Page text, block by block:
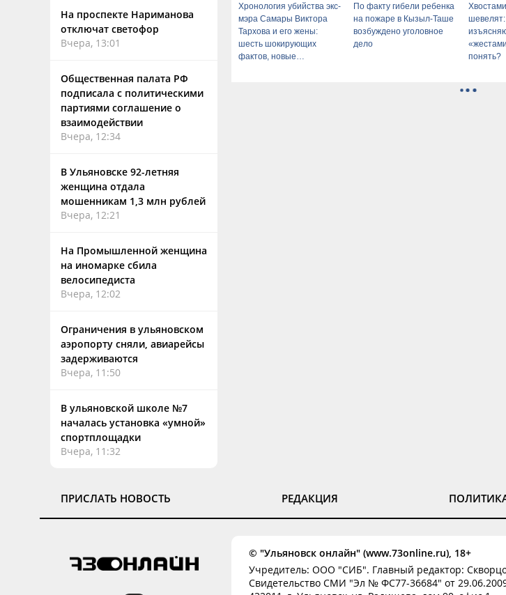
На проспекте Нариманова
отключат светофор
Вчера, 13:01
Общественная палата РФ
подписала с политическими
партиями соглашение о
взаимодействии
Вчера, 12:34
В Ульяновске 92-летняя
женщина отдала
мошенникам 1,3 млн рублей
Вчера, 12:21
На Промышленной женщина
на иномарке сбила
велосипедиста
Вчера, 12:02
Ограничения в ульяновском
аэропорту сняли, авиарейсы
задерживаются
Вчера, 11:50
В ульяновской школе №7
началась установка «умной»
спортплощадки
Вчера, 11:32
Хронология убийства экс-
мэра Самары Виктора
Тархова и его жены:
шесть шокирующих
фактов, новые
По факту гибели ребенка
на пожаре в Кызыл-Таше
возбуждено уголовное
дело
понять?
ПРИСЛАТЬ НОВОСТЬ РЕДАКЦИЯ
© "Ульяновск онлайн" (www.73online.ru), 18+
Учредитель: ООО "СИБ". Главный редактор:
Свидетельство СМИ "Эл № ФС77-36684" от